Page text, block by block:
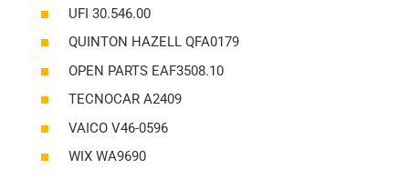
UFI 30.546.00
QUINTON HAZELL QFA0179
OPEN PARTS EAF3508.10
TECNOCAR A2409
VAICO V46-0596
WIX WA9690